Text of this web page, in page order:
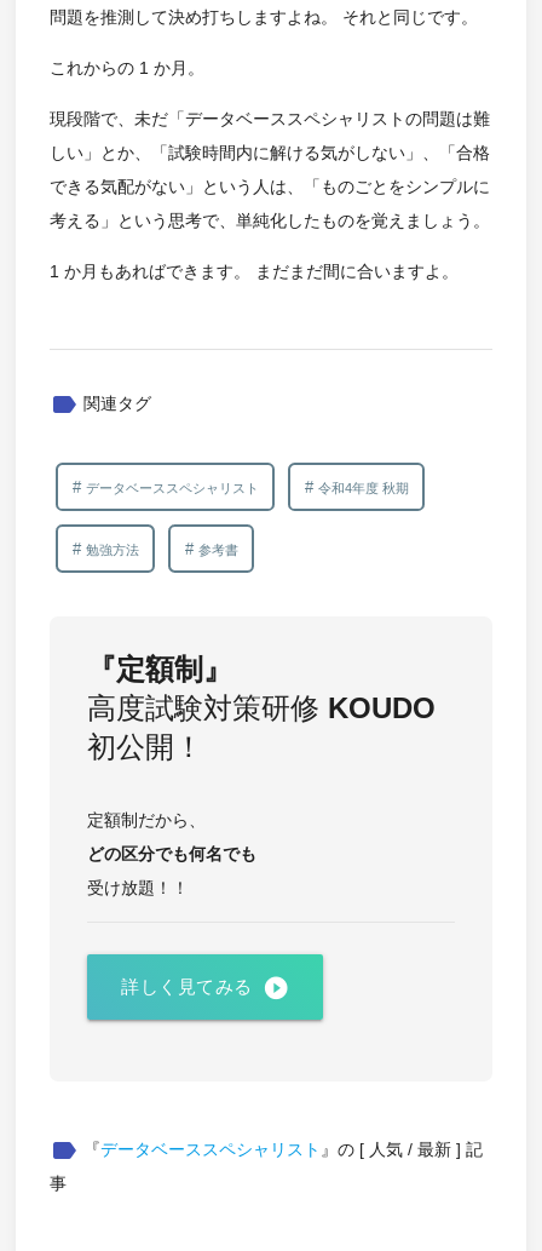
問題を推測して決め打ちしますよね。 それと同じです。
これからの 1 か月。
現段階で、未だ「データベーススペシャリストの問題は難
しい」とか、「試験時間内に解ける気がしない」、「合格
できる気配がない」という人は、「ものごとをシンプルに
考える」という思考で、単純化したものを覚えましょう。
1 か月もあればできます。 まだまだ間に合いますよ。
label 関連タグ
データベーススペシャリスト 令和4年度 秋期
勉強方法 参考書
『定額制』
高度試験対策研修 KOUDO
初公開！
定額制だから、
どの区分でも何名でも
受け放題！！
詳しく見てみる play_circle_filled
label 『データベーススペシャリスト 』の [ 人気 / 最新 ] 記
事